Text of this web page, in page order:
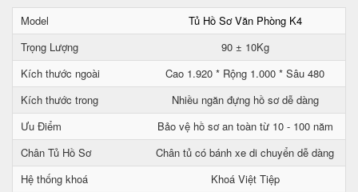
Model
Tủ Hồ Sơ Văn Phòng K4
Trọng Lượng
90 ± 10Kg
Kích thước ngoài
Cao 1.920 * Rộng 1.000 * Sâu 480
Kích thước trong
Nhiều ngăn đựng hồ sơ dễ dàng
Ưu Điểm
Bảo vệ hồ sơ an toàn từ 10 - 100 năm
Chân Tủ Hồ Sơ
Chân tủ có bánh xe di chuyển dễ dàng
Hệ thống khoá
Khoá Việt Tiệp